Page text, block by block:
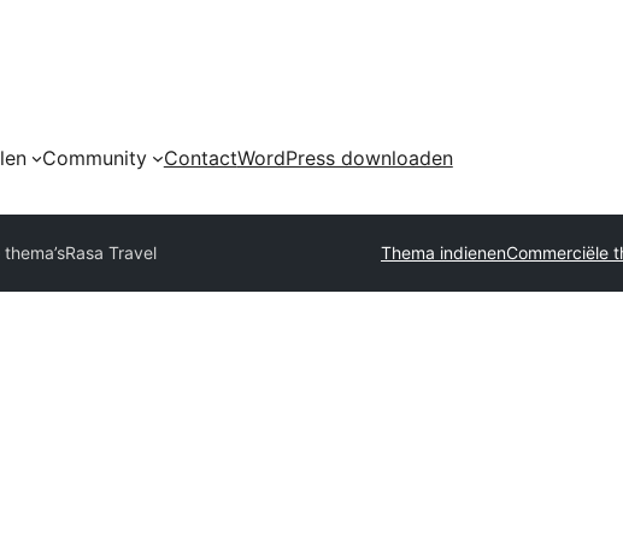
Community ContactWordPress downloaden
thema’sRasa Travel Thema indienenCommerciële